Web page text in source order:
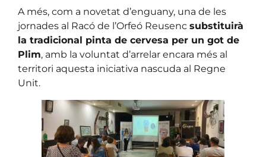
A més, com a novetat d’enguany, una de les
jornades al Racó de l’Orfeó Reusenc substituirà
la tradicional pinta de cervesa per un got de
Plim, amb la voluntat d’arrelar encara més al
territori aquesta iniciativa nascuda al Regne
Unit.